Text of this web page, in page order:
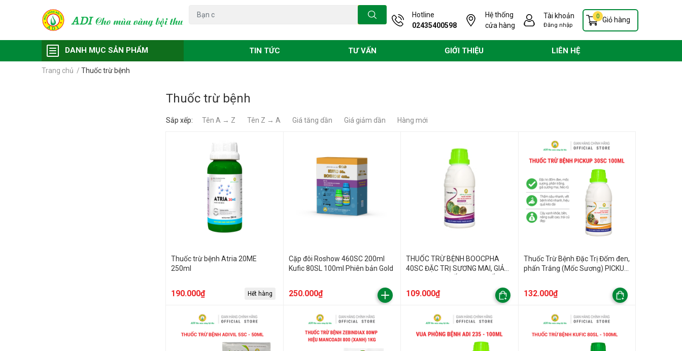
Hotline
02435400598
Hệ thống
cửa hàng
Tài khoản
Đăng nhập
Giỏ hàng
0
DANH MỤC SẢN PHẨM TIN TỨC TƯ VẤN GIỚI THIỆU LIÊN HỆ
Trang chủ / Thuốc trừ bệnh
Thuốc trừ bệnh
Sắp xếp: Tên A → Z Tên Z → A Giá tăng dần Giá giảm dần Hàng mới
Thuốc trừ bệnh Atria 20ME
250ml
190.000₫ Hết hàng
Cặp đôi Roshow 460SC 200ml
Kufic 80SL 100ml Phiên bản Gold
250.000₫
THUỐC TRỪ BỆNH BOOCPHA
40SC ĐẶC TRỊ SƯƠNG MAI, GIẢ
109.000₫
Thuốc Trừ Bệnh Đặc Trị Đốm đen,
phấn Trắng (Mốc Sương) PICKUP
132.000₫